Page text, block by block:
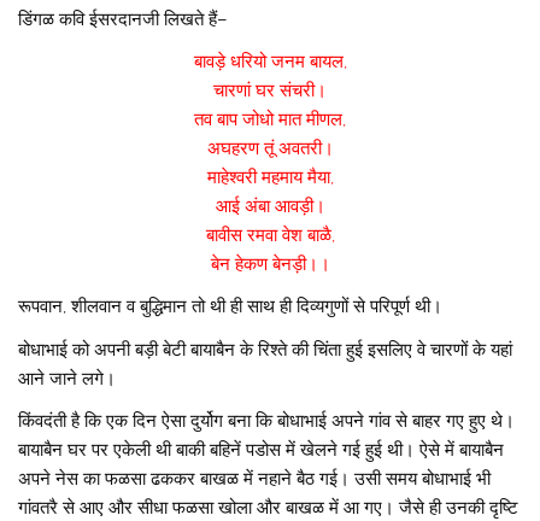
डिंगळ कवि ईसरदानजी लिखते हैं–
बावड़े धरियो जनम बायल,
चारणां घर संचरी।
तव बाप जोधो मात मीणल,
अघहरण तूं अवतरी।
माहेश्वरी महमाय मैया,
आई अंबा आवड़ी।
बावीस रमवा वेश बाळै,
बेन हेकण बेनड़ी।।
रूपवान, शीलवान व बुद्धिमान तो थी ही साथ ही दिव्यगुणों से परिपूर्ण थी।
बोधाभाई को अपनी बड़ी बेटी बायाबैन के रिश्ते की चिंता हुई इसलिए वे चारणों के यहां
आने जाने लगे।
किंवदंती है कि एक दिन ऐसा दुर्योग बना कि बोधाभाई अपने गांव से बाहर गए हुए थे।
बायाबैन घर पर एकेली थी बाकी बहिनें पडोस में खेलने गई हुई थी। ऐसे में बायाबैन
अपने नेस का फळसा ढककर बाखळ में नहाने बैठ गई। उसी समय बोधाभाई भी
गांवतरै से आए और सीधा फळसा खोला और बाखळ में आ गए। जैसे ही उनकी दृष्टि